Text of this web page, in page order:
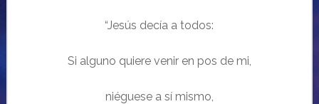
“Jesús decía a todos:
Si alguno quiere venir en pos de mi,
niéguese a sí mismo,